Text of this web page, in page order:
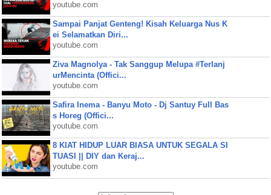
youtube.com
Sampai Panjat Genteng! Kisah Keluarga Nus K
ei Selamatkan Diri...
youtube.com
Ziva Magnolya - Tak Sanggup Melupa #Terlanj
urMencinta (Offici...
youtube.com
Safira Inema - Banyu Moto - Dj Santuy Full Bas
s Horeg (Offici...
youtube.com
8 KIAT HIDUP LUAR BIASA UNTUK SEGALA SI
TUASI || DIY dan Keraj...
youtube.com